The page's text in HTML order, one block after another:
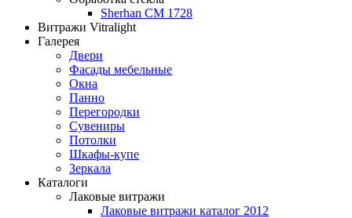
Sherhan CM 1728
Витражи Vitralight
Галерея
Двери
Фасады мебельные
Окна
Панно
Перегородки
Сувениры
Потолки
Шкафы-купе
Зеркала
Каталоги
Лаковые витражи
Лаковые витражи каталог 2012